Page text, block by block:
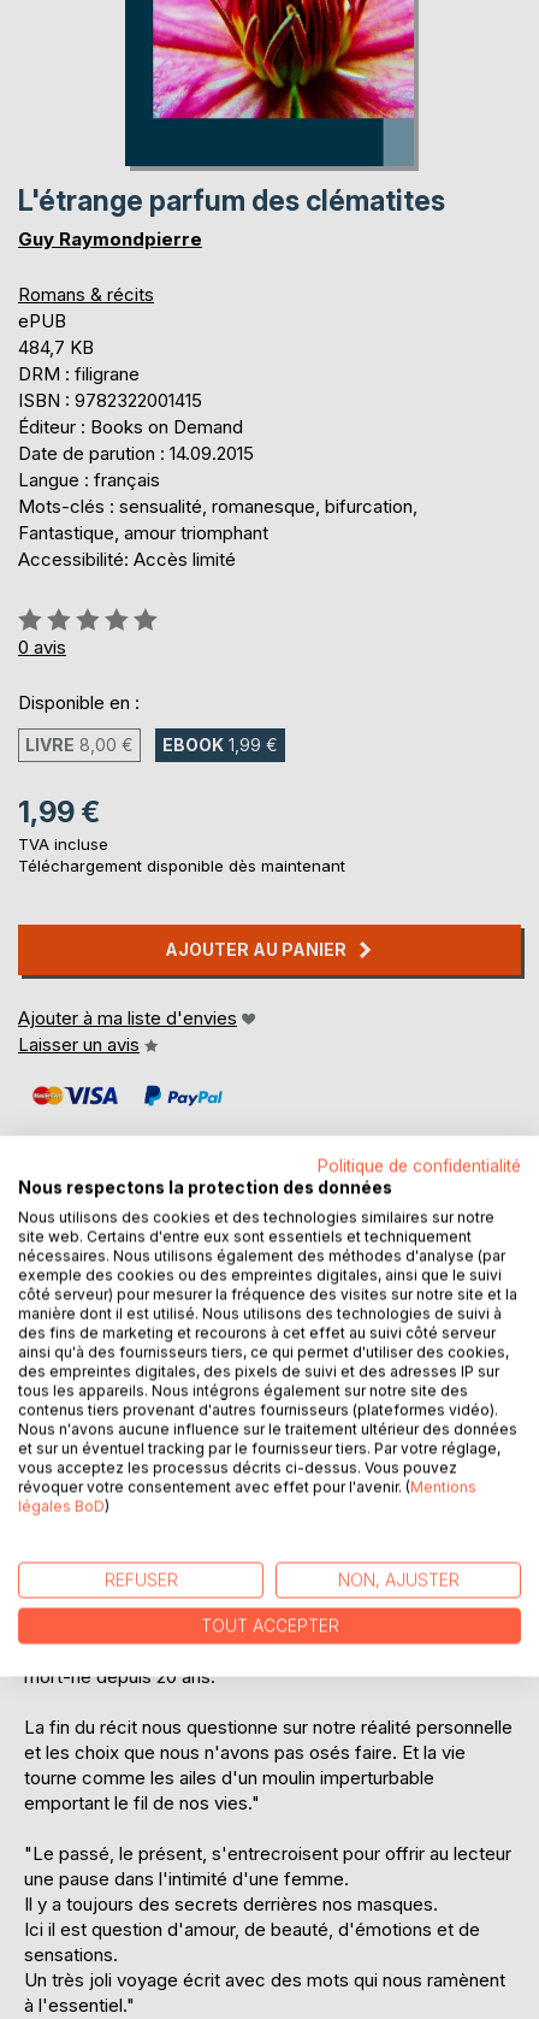
L'étrange parfum des clématites
Guy Raymondpierre
Romans & récits
ePUB
484,7 KB
DRM : filigrane
ISBN : 9782322001415
Éditeur : Books on Demand
Date de parution : 14.09.2015
Langue : français
Mots-clés : sensualité, romanesque, bifurcation,
Fantastique, amour triomphant
Accessibilité: Accès limité
Évaluation:
0%
0 avis
Disponible en :
LIVRE 8,00 € EBOOK 1,99 €
1,99 €
TVA incluse
Téléchargement disponible dès maintenant
AJOUTER AU PANIER
Ajouter à ma liste d'envies
Laisser un avis
DESCRIPTION
Une mère se confie à sa fille…
Un coup de foudre, une passion...qui avorte.
Que s'est-il vraiment passé, il y a 20 ans ?
A-t-elle fait le bon choix ?
"Une aventure qui peut paraître banale. Deux êtres qui
s'ennuient sur les rails du quotidien. Puis vient la rencontre
fulgurante, inattendue de celle que l'on n'attend plus où
L'auteur nous entraîne dans les méandres d'une intrigue où
l'on se sent soudainement happé.
Puis arrive enfin le moment de la délivrance tel un enfant
mort-né depuis 20 ans.
La fin du récit nous questionne sur notre réalité personnelle
et les choix que nous n'avons pas osés faire. Et la vie
tourne comme les ailes d'un moulin imperturbable
emportant le fil de nos vies."
"Le passé, le présent, s'entrecroisent pour offrir au lecteur
une pause dans l'intimité d'une femme.
Il y a toujours des secrets derrières nos masques.
Ici il est question d'amour, de beauté, d'émotions et de
sensations.
Un très joli voyage écrit avec des mots qui nous ramènent
à l'essentiel."
Politique de confidentialité
Nous respectons la protection des données
Nous utilisons des cookies et des technologies similaires sur notre
site web. Certains d'entre eux sont essentiels et techniquement
nécessaires. Nous utilisons également des méthodes d'analyse (par
exemple des cookies ou des empreintes digitales, ainsi que le suivi
côté serveur) pour mesurer la fréquence des visites sur notre site et la
manière dont il est utilisé. Nous utilisons des technologies de suivi à
des fins de marketing et recourons à cet effet au suivi côté serveur
ainsi qu'à des fournisseurs tiers, ce qui permet d'utiliser des cookies,
des empreintes digitales, des pixels de suivi et des adresses IP sur
tous les appareils. Nous intégrons également sur notre site des
contenus tiers provenant d'autres fournisseurs (plateformes vidéo).
Nous n'avons aucune influence sur le traitement ultérieur des données
et sur un éventuel tracking par le fournisseur tiers. Par votre réglage,
vous acceptez les processus décrits ci-dessus. Vous pouvez
révoquer votre consentement avec effet pour l'avenir. (Mentions
légales BoD)
REFUSER NON, AJUSTER
TOUT ACCEPTER